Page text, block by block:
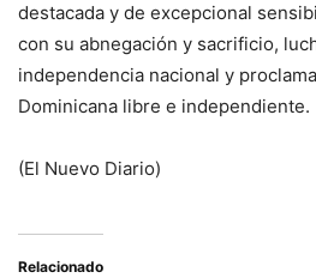
destacada y de excepcional
con su abnegación y sacrificio,
independencia nacional y
Dominicana libre e independiente.
(El Nuevo Diario)
Relacionado